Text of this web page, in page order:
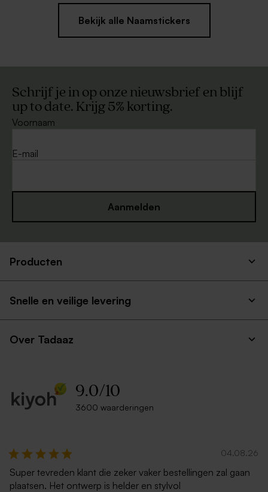
Bekijk alle Naamstickers
Schrijf je in op onze nieuwsbrief en blijf
up to date. Krijg 5% korting.
Voornaam
E-mail
Aanmelden
Producten
Snelle en veilige levering
Over Tadaaz
9.0/10
3600 waarderingen
04.08.26
Super tevreden klant die zeker vaker bestellingen zal gaan
plaatsen. Het ontwerp is helder en stylvol